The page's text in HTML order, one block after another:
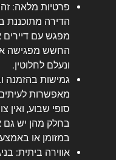
פרטיות מלאה:
הדירה מתוכננת
מפגש עם
החשש מפגישה
ונעלם לחלוטין.
גמישות בהזמנה
מאפשרות
סופי שבוע, ואין
בחלק מהן יש גם
במזומן או
אווירה ביתית: